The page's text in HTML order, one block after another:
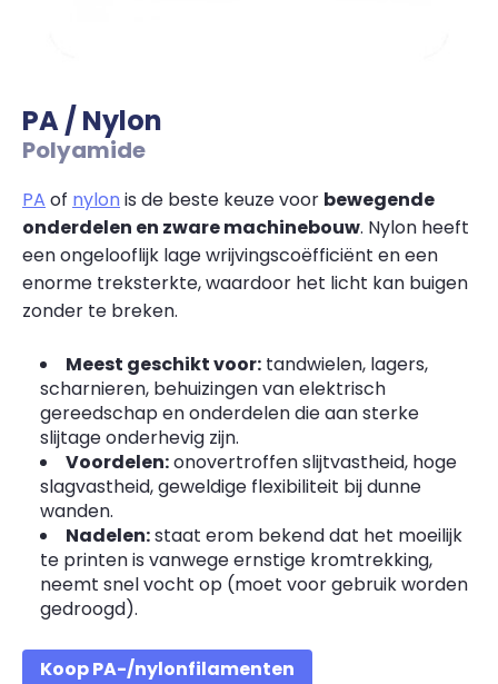
PA / Nylon
Polyamide
PA of nylon is de beste keuze voor bewegende
onderdelen en zware machinebouw. Nylon heeft
een ongelooflijk lage wrijvingscoëfficiënt en een
enorme treksterkte, waardoor het licht kan buigen
zonder te breken.
Meest geschikt voor: tandwielen, lagers,
scharnieren, behuizingen van elektrisch
gereedschap en onderdelen die aan sterke
slijtage onderhevig zijn.
Voordelen:onovertroffen slijtvastheid, hoge
slagvastheid, geweldige flexibiliteit bij dunne
wanden.
Nadelen:staat erom bekend dat het moeilijk
te printen is vanwege ernstige kromtrekking,
neemt snel vocht op (moet voor gebruik worden
gedroogd).
Koop PA-/nylonfilamenten